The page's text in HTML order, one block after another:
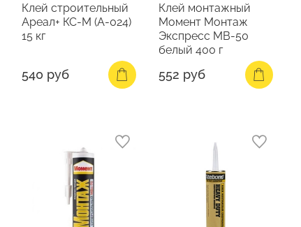
Клей строительный
Ареал+ КС-М (А-024)
15 кг
540 руб
Клей монтажный
Момент Монтаж
Экспресс MB-50
белый 400 г
552 руб